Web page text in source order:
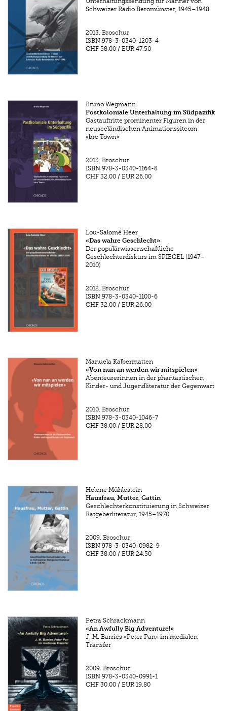
Schweizer Radio Beromünster, 1945–1948
2013. Broschur
ISBN 978-3-0340-1203-4
CHF 58.00 /EUR 47.50
Bruno Wegmann
Postkoloniale Unterhaltung im Südpazifik
Gastauftritte prominenter Figuren in der
neuseeländischen Animationssitcom
«bro’Town»
2013. Broschur
ISBN 978-3-0340-1164-8
CHF 32.00 /EUR 26.00
Lou-Salomé Heer
«Das wahre Geschlecht»
Der populärwissenschaftliche
Geschlechterdiskurs im SPIEGEL (1947–
2010)
2012. Broschur
ISBN 978-3-0340-1100-6
CHF 32.00 /EUR 26.00
Manuela Kalbermatten
«Von nun an werden wir mitspielen»
Abenteurerinnen in der phantastischen
Kinder- und Jugendliteratur der Gegenwart
2010. Broschur
ISBN 978-3-0340-1046-7
CHF 38.00 /EUR 28.00
Helene Mühlestein
Hausfrau, Mutter, Gattin
Geschlechterkonstituierung in Schweizer
Ratgeberliteratur, 1945–1970
2009. Broschur
ISBN 978-3-0340-0982-9
CHF 38.00 /EUR 24.50
Petra Schrackmann
«An Awfully Big Adventure!»
J. M. Barries «Peter Pan» im medialen
Transfer
2009. Broschur
ISBN 978-3-0340-0991-1
CHF 30.00 /EUR 19.80